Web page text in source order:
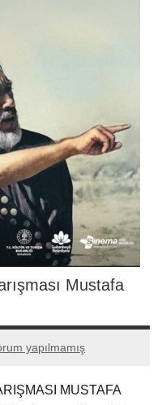
Mustafa
yapılmamış
MUSTAFA